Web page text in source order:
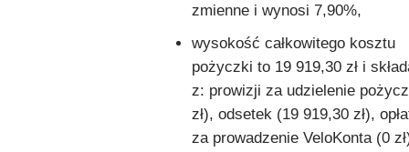
zmienne i wynosi 7,90%,
wysokość całkowitego kosztu
pożyczki to 19 919,30 zł i
z: prowizji za udzielenie
zł), odsetek (19 919,30 zł),
za prowadzenie VeloKonta (0